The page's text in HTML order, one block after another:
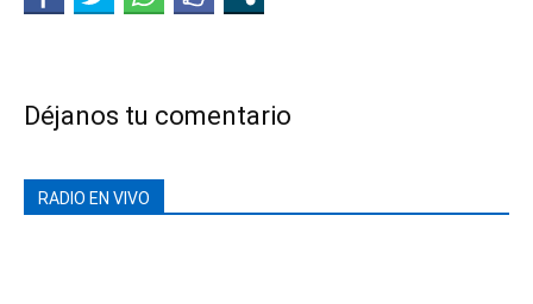
Déjanos tu comentario
RADIO EN VIVO